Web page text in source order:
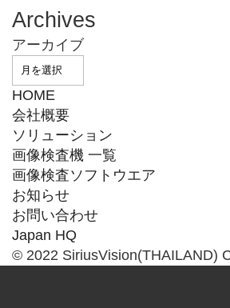
Archives
アーカイブ
HOME
会社概要
ソリューション
画像検査機 一覧
画像検査ソフトウエア
お知らせ
お問い合わせ
Japan HQ
© 2022 SiriusVision(THAILAND)